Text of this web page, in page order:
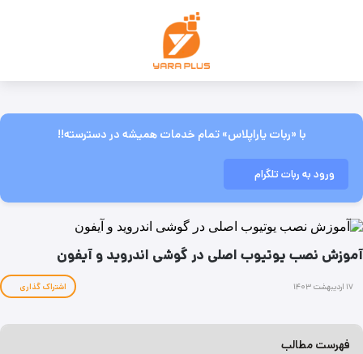
با «ربات یاراپلاس» تمام خدمات همیشه در دسترسته!!
ورود به ربات تلگرام
آموزش نصب یوتیوب اصلی در گوشی اندروید و آیفون
۱۷ اردیبهشت ۱۴۰۳ اشتراک گذاری
فهرست مطالب